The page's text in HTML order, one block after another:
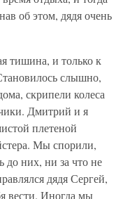
об этом, дядя очень
тишина, и только к
слышно,
скрипели колеса
Дмитрий и я
плетеной
Мы спорили,
до них, ни за что не
дядя Сергей,
вести. Иногда мы